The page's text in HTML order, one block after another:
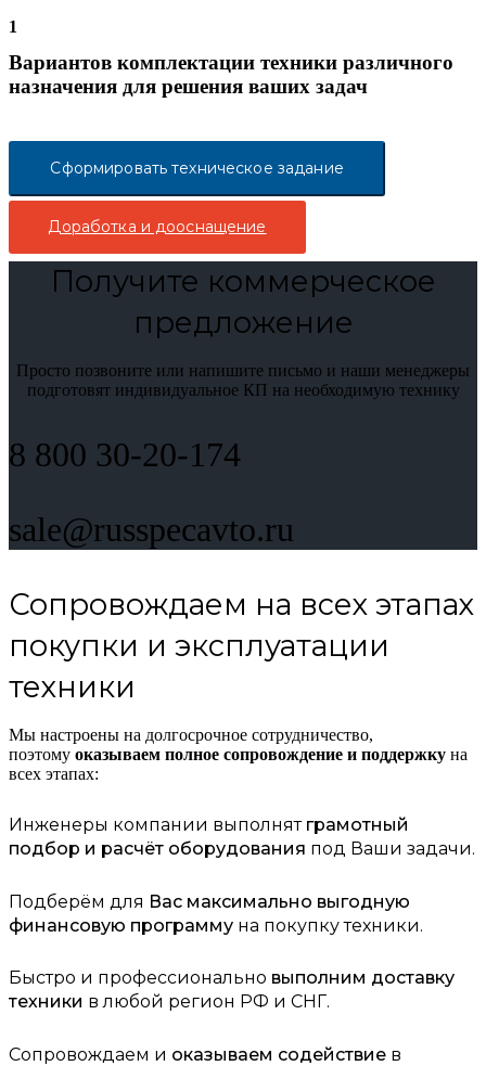
1
Вариантов комплектации техники различного
назначения для решения ваших задач
Сформировать техническое задание
Доработка и дооснащение
Получите коммерческое
предложение
Просто позвоните или напишите письмо и наши менеджеры
подготовят индивидуальное КП на необходимую технику
8 800 30-20-174
sale@russpecavto.ru
Сопровождаем на всех этапах
покупки и эксплуатации
техники
Мы настроены на долгосрочное сотрудничество,
поэтому оказываем полное сопровождение и поддержку на
всех этапах:
Инженеры компании выполнят грамотный
подбор и расчёт оборудования под Ваши задачи.
Подберём для Вас максимально выгодную
финансовую программу на покупку техники.
Быстро и профессионально выполним доставку
техники в любой регион РФ и СНГ.
Сопровождаем и оказываем содействие в